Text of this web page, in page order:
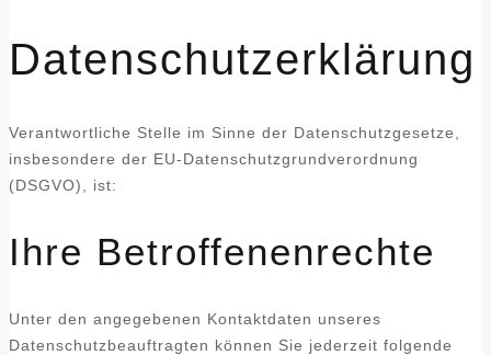
Datenschutzerklärung
Verantwortliche Stelle im Sinne der Datenschutzgesetze,
insbesondere der EU-Datenschutzgrundverordnung
(DSGVO), ist:
Ihre Betroffenenrechte
Unter den angegebenen Kontaktdaten unseres
Datenschutzbeauftragten können Sie jederzeit folgende